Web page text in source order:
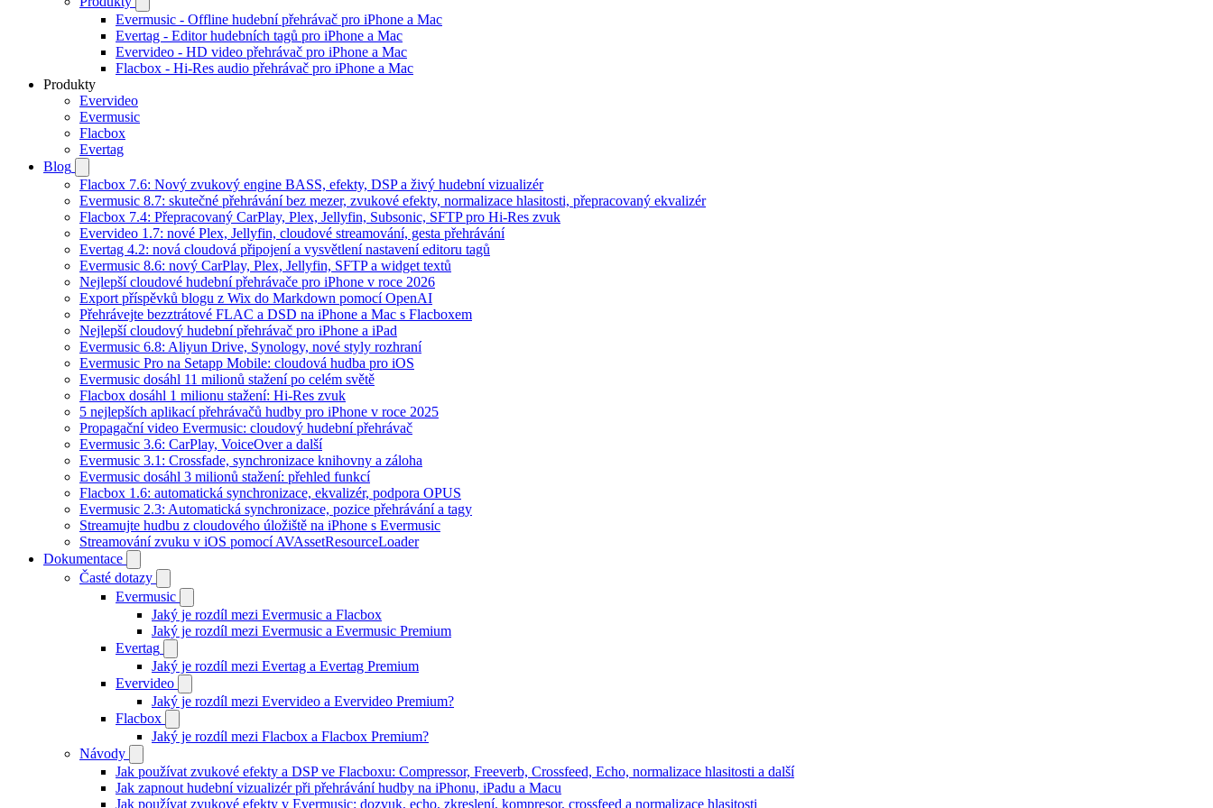
Evermusic - Offline hudební přehrávač pro iPhone a Mac
Evertag - Editor hudebních tagů pro iPhone a Mac
Evervideo - HD video přehrávač pro iPhone a Mac
Flacbox - Hi-Res audio přehrávač pro iPhone a Mac
Produkty
Evervideo
Evermusic
Flacbox
Evertag
Blog
Flacbox 7.6: Nový zvukový engine BASS, efekty, DSP a živý hudební vizualizér
Evermusic 8.7: skutečné přehrávání bez mezer, zvukové efekty, normalizace hlasitosti, přepracovaný ekvalizér
Flacbox 7.4: Přepracovaný CarPlay, Plex, Jellyfin, Subsonic, SFTP pro Hi-Res zvuk
Evervideo 1.7: nové Plex, Jellyfin, cloudové streamování, gesta přehrávání
Evertag 4.2: nová cloudová připojení a vysvětlení nastavení editoru tagů
Evermusic 8.6: nový CarPlay, Plex, Jellyfin, SFTP a widget textů
Nejlepší cloudové hudební přehrávače pro iPhone v roce 2026
Export příspěvků blogu z Wix do Markdown pomocí OpenAI
Přehrávejte bezztrátové FLAC a DSD na iPhone a Mac s Flacboxem
Nejlepší cloudový hudební přehrávač pro iPhone a iPad
Evermusic 6.8: Aliyun Drive, Synology, nové styly rozhraní
Evermusic Pro na Setapp Mobile: cloudová hudba pro iOS
Evermusic dosáhl 11 milionů stažení po celém světě
Flacbox dosáhl 1 milionu stažení: Hi-Res zvuk
5 nejlepších aplikací přehrávačů hudby pro iPhone v roce 2025
Propagační video Evermusic: cloudový hudební přehrávač
Evermusic 3.6: CarPlay, VoiceOver a další
Evermusic 3.1: Crossfade, synchronizace knihovny a záloha
Evermusic dosáhl 3 milionů stažení: přehled funkcí
Flacbox 1.6: automatická synchronizace, ekvalizér, podpora OPUS
Evermusic 2.3: Automatická synchronizace, pozice přehrávání a tagy
Streamujte hudbu z cloudového úložiště na iPhone s Evermusic
Streamování zvuku v iOS pomocí AVAssetResourceLoader
Dokumentace
Časté dotazy
Evermusic
Jaký je rozdíl mezi Evermusic a Flacbox
Jaký je rozdíl mezi Evermusic a Evermusic Premium
Evertag
Jaký je rozdíl mezi Evertag a Evertag Premium
Evervideo
Jaký je rozdíl mezi Evervideo a Evervideo Premium?
Flacbox
Jaký je rozdíl mezi Flacbox a Flacbox Premium?
Návody
Jak používat zvukové efekty a DSP ve Flacboxu: Compressor, Freeverb, Crossfeed, Echo, normalizace hlasitosti a další
Jak zapnout hudební vizualizér při přehrávání hudby na iPhonu, iPadu a Macu
Jak používat zvukové efekty v Evermusic: dozvuk, echo, zkreslení, kompresor, crossfeed a normalizace hlasitosti